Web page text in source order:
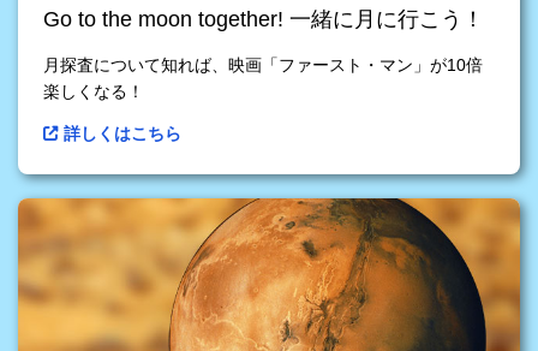
Go to the moon together! 一緒に月に行こう！
月探査について知れば、映画「ファースト・マン」が10倍
楽しくなる！
詳しくはこちら